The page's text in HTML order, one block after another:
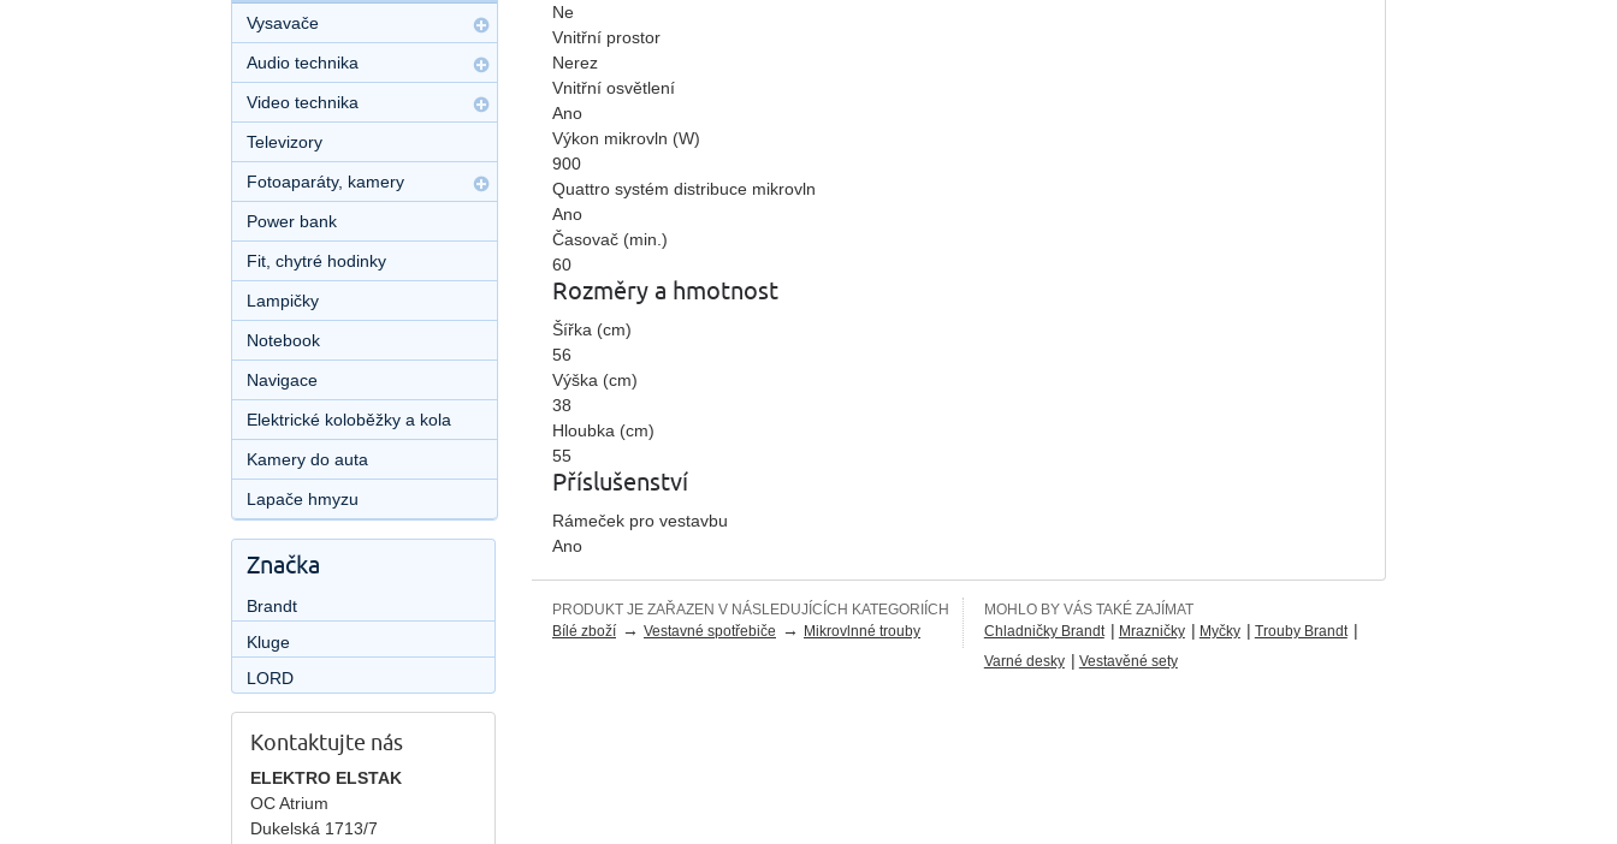
Ne
Vnitřní prostor
Nerez
Vnitřní osvětlení
Ano
Výkon mikrovln (W)
900
Quattro systém distribuce mikrovln
Ano
Časovač (min.)
60
Rozměry a hmotnost
Šířka (cm)
56
Výška (cm)
38
Hloubka (cm)
55
Příslušenství
Rámeček pro vestavbu
Ano
PRODUKT JE ZAŘAZEN V NÁSLEDUJÍCÍCH KATEGORIÍCH
Bílé zboží → Vestavné spotřebiče → Mikrovlnné trouby
MOHLO BY VÁS TAKÉ ZAJÍMAT
Chladničky Brandt | Mrazničky | Myčky | Trouby Brandt |
Varné desky | Vestavěné sety
Vysavače
Audio technika
Video technika
Televizory
Fotoaparáty, kamery
Power bank
Fit, chytré hodinky
Lampičky
Notebook
Navigace
Elektrické koloběžky a kola
Kamery do auta
Lapače hmyzu
Značka
Brandt
Kluge
LORD
Kontaktujte nás
ELEKTRO ELSTAK
OC Atrium
Dukelská 1713/7